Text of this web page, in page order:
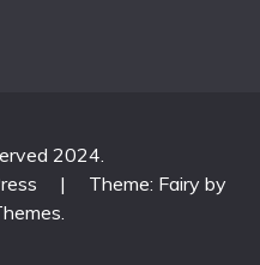
2024.
|
Theme: Fairy by